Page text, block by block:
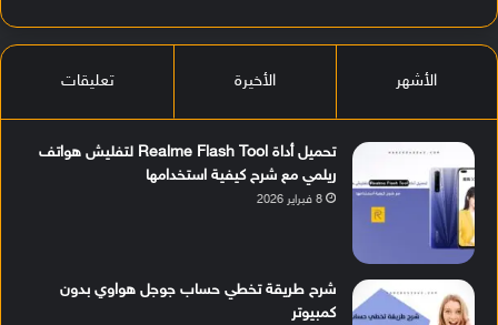
الأشهر الأخيرة تعليقات
تحميل أداة Realme Flash Tool لتفليش هواتف
ريلمي مع شرح كيفية استخدامها
8 فبراير 2026
شرح طريقة تخطي حساب جوجل هواوي بدون
كمبيوتر